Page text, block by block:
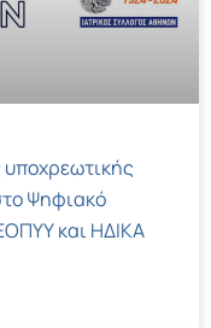
Ψηφιακό
και ΗΔΙΚΑ